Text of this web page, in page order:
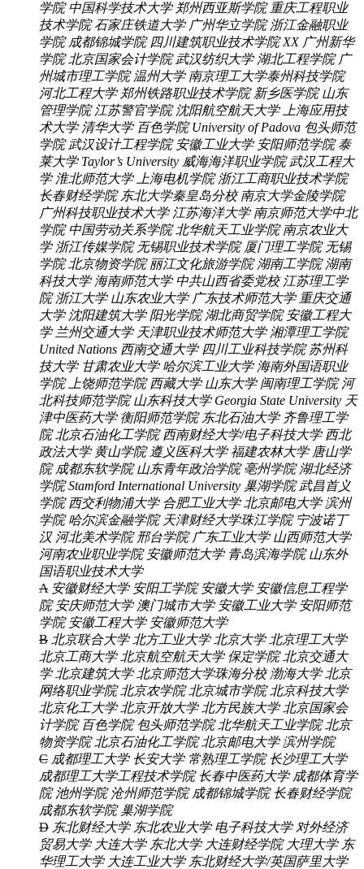
学院 中国科学技术大学 郑州西亚斯学院 重庆工程职业
技术学院 石家庄铁道大学 广州华立学院 浙江金融职业
学院 成都锦城学院 四川建筑职业技术学院 XX 广州新华
学院 北京国家会计学院 武汉纺织大学 湖北工程学院 广
州城市理工学院 温州大学 南京理工大学泰州科技学院
河北工程大学 郑州铁路职业技术学院 新乡医学院 山东
管理学院 江苏警官学院 沈阳航空航天大学
上海应用技
术大学 清华大学 百色学院 University of Padova 包头师范
学院 武汉设计工程学院 安徽工业大学 安阳师范学院 泰
莱大学 Taylor’s University 威海海洋职业学院 武汉工程大
学 淮北师范大学 上海电机学院 浙江工商职业技术学院
长春财经学院 东北大学秦皇岛分校 南京大学金陵学院
广州科技职业技术大学 江苏海洋大学 南京师范大学中北
学院 中国劳动关系学院 北华航天工业学院 南京农业大
学 浙江传媒学院 无锡职业技术学院 厦门理工学院 无锡
学院 北京物资学院 丽江文化旅游学院 湖南工学院 湖南
科技大学 海南师范大学 中共山西省委党校 江苏理工学
院 浙江大学 山东农业大学 广东技术师范大学 重庆交通
大学 沈阳建筑大学 阳光学院 湖北商贸学院 安徽工程大
学 兰州交通大学 天津职业技术师范大学 湘潭理工学院
United Nations 西南交通大学 四川工业科技学院 苏州科
技大学 甘肃农业大学 哈尔滨工业大学 海南外国语职业
学院
上饶师范学院 西藏大学 山东大学 闽南理工学院 河
北科技师范学院 山东科技大学 Georgia State University 天
津中医药大学 衡阳师范学院 东北石油大学 齐鲁理工学
院 北京石油化工学院 西南财经大学/电子科技大学 西北
政法大学 黄山学院 遵义医科大学 福建农林大学 唐山学
院 成都东软学院 山东青年政治学院 亳州学院 湖北经济
学院 Stamford International University 巢湖学院 武昌首义
学院 西交利物浦大学 合肥工业大学 北京邮电大学 滨州
学院 哈尔滨金融学院 天津财经大学珠江学院 宁波诺丁
汉 河北美术学院 邢台学院 广东工业大学 山西师范大学
河南农业职业学院 安徽师范大学 青岛滨海学院 山东外
国语职业技术大学
A 安徽财经大学 安阳工学院 安徽大学 安徽信息工程学
院 安庆师范大学 澳门城市大学 安徽工业大学 安阳师范
学院 安徽工程大学 安徽师范大学
B 北京联合大学 北方工业大学 北京大学 北京理工大学
北京工商大学 北京航空航天大学 保定学院 北京交通大
学 北京建筑大学 北京师范大学珠海分校 渤海大学 北京
网络职业学院 北京农学院 北京城市学院 北京科技大学
北京化工大学 北京开放大学 北方民族大学 北京国家会
计学院 百色学院 包头师范学院 北华航天工业学院 北京
物资学院 北京石油化工学院 北京邮电大学 滨州学院
C 成都理工大学 长安大学 常熟理工学院 长沙理工大学
成都理工大学工程技术学院 长春中医药大学 成都体育学
院 池州学院 沧州师范学院 成都锦城学院 长春财经学院
成都东软学院 巢湖学院
D 东北财经大学 东北农业大学 电子科技大学 对外经济
贸易大学 大连大学 东北大学 大连财经学院 大理大学 东
华理工大学 大连工业大学 东北财经大学/英国萨里大学